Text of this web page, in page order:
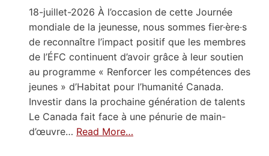
18-juillet-2026 À l’occasion de cette Journée
mondiale de la jeunesse, nous sommes fier·ère·s
de reconnaître l’impact positif que les membres
de l’ÉFC continuent d’avoir grâce à leur soutien
au programme « Renforcer les compétences des
jeunes » d’Habitat pour l’humanité Canada.
Investir dans la prochaine génération de talents
Le Canada fait face à une pénurie de main-
d’œuvre… Read More…